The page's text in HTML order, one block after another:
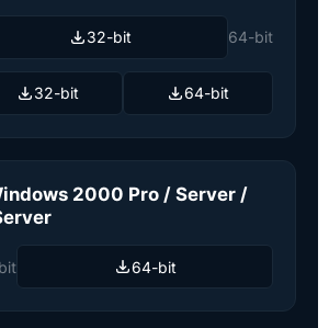
32-bit 64-bit
32-bit 64-bit
2000 Pro / Server /
64-bit